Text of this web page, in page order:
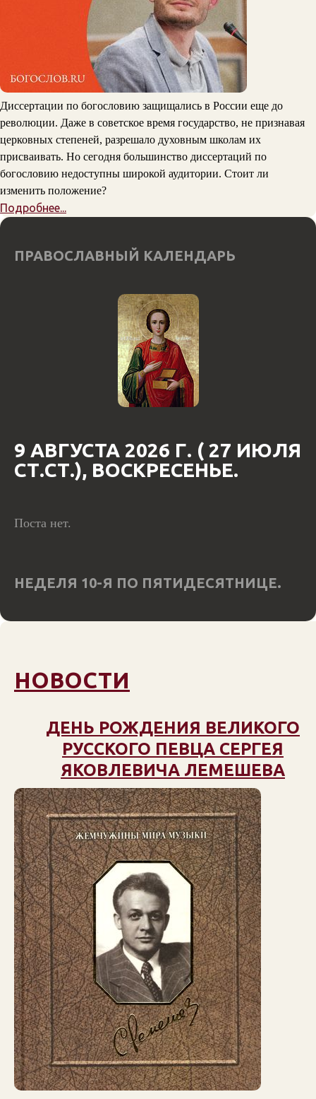
Диссертации по богословию защищались в России еще до
революции. Даже в советское время государство, не признавая
церковных степеней, разрешало духовным школам их
присваивать. Но сегодня большинство диссертаций по
богословию недоступны широкой аудитории. Стоит ли
изменить положение?
Подробнее...
ПРАВОСЛАВНЫЙ КАЛЕНДАРЬ
9 АВГУСТА 2026 Г. ( 27 ИЮЛЯ
СТ.СТ.), ВОСКРЕСЕНЬЕ.
Поста нет.
НЕДЕЛЯ 10-Я ПО ПЯТИДЕСЯТНИЦЕ.
НОВОСТИ
ДЕНЬ РОЖДЕНИЯ ВЕЛИКОГО
РУССКОГО ПЕВЦА СЕРГЕЯ
ЯКОВЛЕВИЧА ЛЕМЕШЕВА